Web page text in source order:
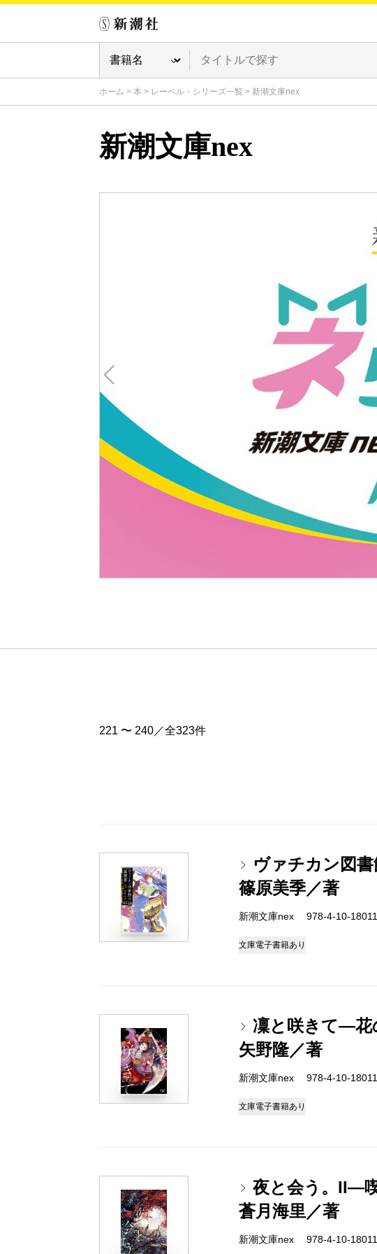
ホーム > 本 > レーベル・シリーズ一覧 > 新潮文庫nex
新潮文庫nex
Pre
221 〜 240／全323件
ヴァチカン図
篠原美季／著
新潮文庫nex 978-4-10-
文庫電子書籍あり
凜と咲きて―
矢野隆／著
新潮文庫nex 978-4-10-
文庫電子書籍あり
夜と会う。II―
蒼月海里／著
新潮文庫nex 978-4-10-